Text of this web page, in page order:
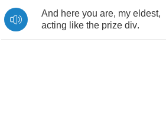
And here you are, my eldest,
acting like the prize div.